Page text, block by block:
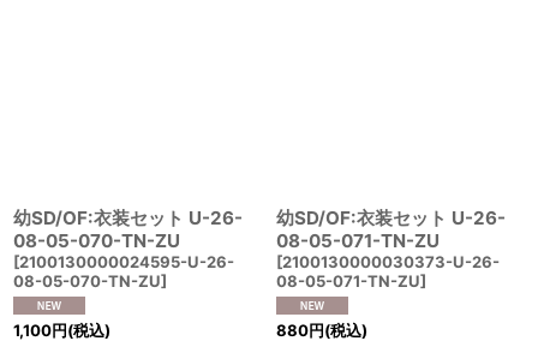
幼SD/OF:衣装セット U-26-
08-05-070-TN-ZU
[2100130000024595-U-26-
08-05-070-TN-ZU]
1,100円(税込)
幼SD/OF:衣装セット U-26-
08-05-071-TN-ZU
[2100130000030373-U-26-
08-05-071-TN-ZU]
880円(税込)